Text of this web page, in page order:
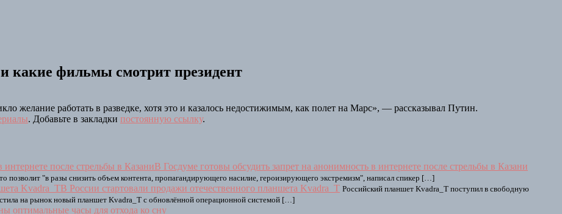
какие фильмы смотрит президент
желание работать в разведке, хотя это и казалось недостижимым, как полет на Марс», — рассказывал Путин.
. Добавьте в закладки постоянную ссылку.
В Госдуме готовы обсудить запрет на анонимность в интернете после стрельбы в Казани
позволит "в разы снизить объем контента, пропагандирующего насилие, героизирующего экстремизм", написал спикер […]
В России стартовали продажи отечественного планшета Kvadra_T Российский планшет Kvadra_T поступил в свободную
на рынок новый планшет Kvadra_T с обновлённой операционной системой […]
оптимальные часы для отхода ко сну